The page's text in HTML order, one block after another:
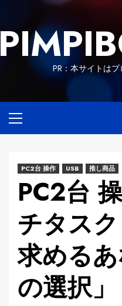
content
PR：本サイトは
Menu
PC2台 操作 USB 推し商品
PC2台
チタス
求める
の選択」